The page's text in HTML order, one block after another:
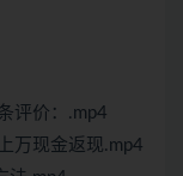
评价：.mp4
万现金返现.mp4